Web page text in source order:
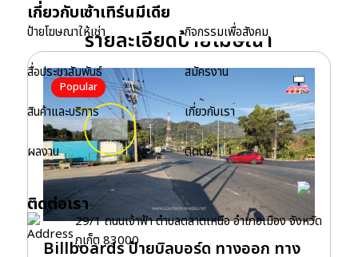
รายละเอียดป้ายโฆษณา
Popular
Billboards ป้ายบิลบอร์ด ทางออก ทาง
เกี่ยวกับเซ้าเทิร์นมีเดีย
ป้ายโฆษณาให้เช่า
สื่อประชาสัมพันธ์
สินค้าและบริการ
ผลงาน
กิจกรรมเพื่อสังคม
สมัครงาน
เกี่ยวกับเรา
ติดต่อ
ติดต่อเรา
29/1 ถนนเจ้าฟ้า ตำบลตลาดเหนือ อำเภอเมือง จังหวัด
ภูเก็ต 83000